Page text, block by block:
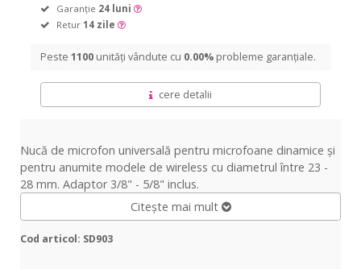
Garanție 24 luni
Retur 14 zile
Peste 1100 unități vândute cu 0.00% probleme garanțiale.
cere detalii
Nucă de microfon universală pentru microfoane dinamice şi
pentru anumite modele de wireless cu diametrul între 23 -
28 mm. Adaptor 3/8" - 5/8" inclus.
Citește mai mult
Cod articol: SD903